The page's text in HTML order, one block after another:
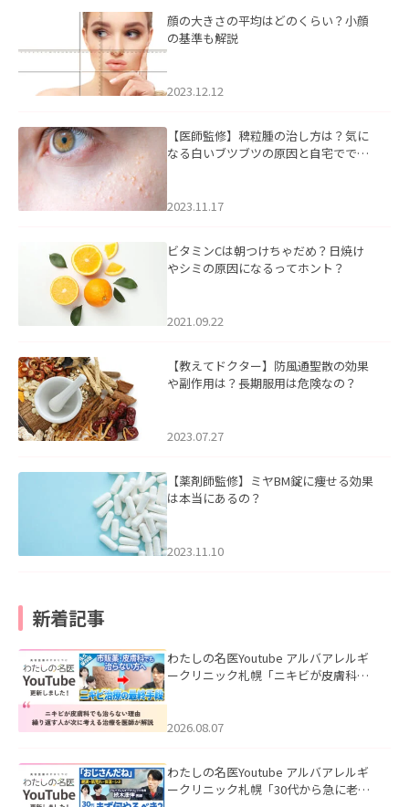
顔の大きさの平均はどのくらい？小顔
の基準も解説
2023.12.12
【医師監修】稗粒腫の治し方は？気に
なる白いブツブツの原因と自宅ででき
2023.11.17
ビタミンCは朝つけちゃだめ？日焼け
やシミの原因になるってホント？
2021.09.22
【教えてドクター】防風通聖散の効果
や副作用は？長期服用は危険なの？
2023.07.27
【薬剤師監修】ミヤBM錠に痩せる効果
は本当にあるの？
2023.11.10
新着記事
わたしの名医Youtube アルバアレルギ
ークリニック札幌「ニキビが皮膚科で
ました。
2026.08.07
わたしの名医Youtube アルバアレルギ
ークリニック札幌「30代から急に老け